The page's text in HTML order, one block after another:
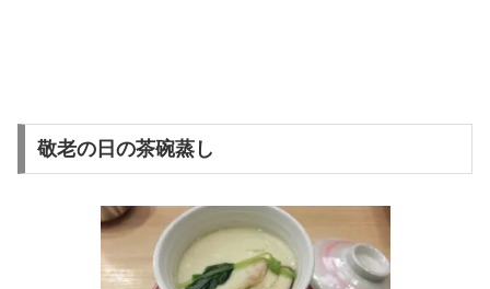
敬老の日の茶碗蒸し